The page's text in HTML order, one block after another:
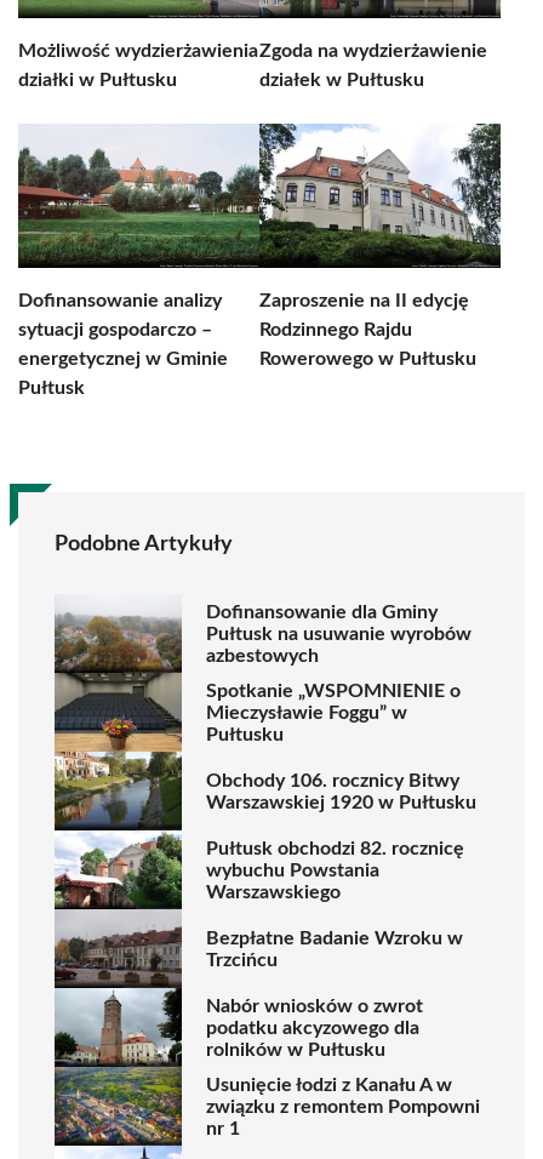
Możliwość wydzierżawienia
działki w Pułtusku
Zgoda na wydzierżawienie
działek w Pułtusku
Dofinansowanie analizy
sytuacji gospodarczo –
energetycznej w Gminie
Pułtusk
Zaproszenie na II edycję
Rodzinnego Rajdu
Rowerowego w Pułtusku
Podobne Artykuły
Dofinansowanie dla Gminy
Pułtusk na usuwanie wyrobów
azbestowych
Spotkanie „WSPOMNIENIE o
Mieczysławie Foggu” w
Pułtusku
Obchody 106. rocznicy Bitwy
Warszawskiej 1920 w Pułtusku
Pułtusk obchodzi 82. rocznicę
wybuchu Powstania
Warszawskiego
Bezpłatne Badanie Wzroku w
Trzcińcu
Nabór wniosków o zwrot
podatku akcyzowego dla
rolników w Pułtusku
Usunięcie łodzi z Kanału A w
związku z remontem Pompowni
nr 1